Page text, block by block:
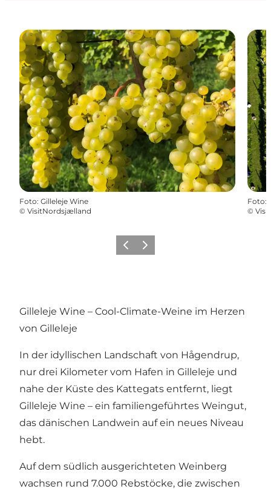
Foto: Gilleleje Wine
© VisitNordsjælland
Foto:
©
ZurückWeiter
Gilleleje Wine – Cool-Climate-Weine im Herzen
von Gilleleje
In der idyllischen Landschaft von Hågendrup,
nur drei Kilometer vom Hafen in Gilleleje und
nahe der Küste des Kattegats entfernt, liegt
Gilleleje Wine – ein familiengeführtes Weingut,
das dänischen Landwein auf ein neues Niveau
hebt.
Auf dem südlich ausgerichteten Weinberg
wachsen rund 7.000 Rebstöcke, die zwischen